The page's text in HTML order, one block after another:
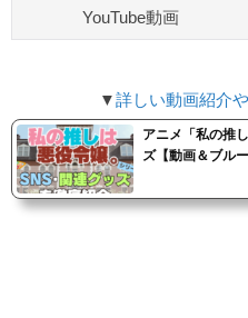
YouTube動画
▼詳しい動画紹介
アニメ「私の推
ズ【動画＆ブルー